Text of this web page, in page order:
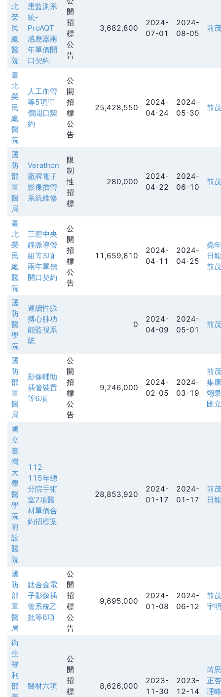
北
榮
民
總
醫
院
患監測系
統-
ProAQT
感應器兩
年單價開
口契約
開
招
標
公
告
3,682,800
2024-
07-01
2024-
08-05
前
臺
北
榮
民
總
醫
院
人工血管
等5項單
價開口契
約
公
開
招
標
公
告
25,428,550
2024-
04-24
2024-
05-30
前
國
防
部
軍
醫
局
Verathon
廠牌電子
影像插管
系統維修
限
制
性
招
標
280,000
2024-
04-22
2024-
06-10
前
臺
北
榮
民
總
醫
院
三腔中央
靜脈導管
組等3項
兩年單價
開口契約
公
開
招
標
公
告
11,659,810
2024-
04-11
2024-
04-25
堯
日
前
國
防
醫
學
院
連續性脈
搏心肺功
能監視系
統
0
2024-
04-09
2024-
05-01
前
國
防
部
軍
醫
局
影像輔助
插管裝置
等6項
公
開
招
標
公
告
9,246,000
2024-
02-05
2024-
03-19
前
集
翊
匯
國
立
臺
灣
大
學
醫
學
院
附
設
醫
院
112-
115年總
分院手術
室2項醫
材單價合
約招標案
28,853,920
2024-
01-17
2024-
01-17
前
日
國
防
部
軍
醫
局
鈦合金電
子影像插
管系統乙
批等6項
公
開
招
標
公
告
9,695,000
2024-
01-08
2024-
06-12
前
宇
衛
生
福
利
部
醫材六項
公
開
招
標
8,626,000
2023-
11-30
2023-
12-14
芮
正
理